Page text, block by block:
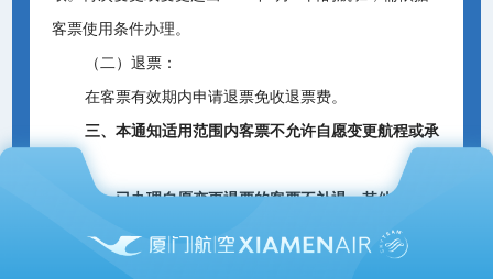
客票使用条件办理。
（二）退票：
在客票有效期内申请退票免收退票费。
三、本通知适用范围内客票不允许自愿变更航程或承
运人。
四、已办理自愿变更退票的客票不补退，其他事项按
客票使用条件办理。
为了顺利地办理免费退票，请您务必在航班起飞前取